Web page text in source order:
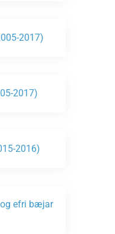
2017)
2017)
2016)
og efri bæjar